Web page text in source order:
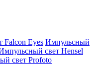
Falcon Eyes Импульсный
свет Hensel
свет Profoto